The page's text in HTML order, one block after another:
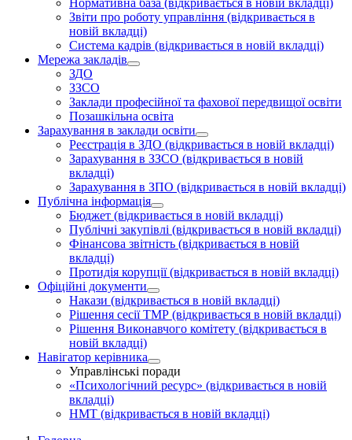
Нормативна база (відкривається в новій вкладці)
Звіти про роботу управління (відкривається в
новій вкладці)
Система кадрів (відкривається в новій вкладці)
Мережа закладів
ЗДО
ЗЗСО
Заклади професійної та фахової передвищої освіти
Позашкільна освіта
Зарахування в заклади освіти
Реєстрація в ЗДО (відкривається в новій вкладці)
Зарахування в ЗЗСО (відкривається в новій
вкладці)
Зарахування в ЗПО (відкривається в новій вкладці)
Публічна інформація
Бюджет (відкривається в новій вкладці)
Публічні закупівлі (відкривається в новій вкладці)
Фінансова звітність (відкривається в новій
вкладці)
Протидія корупції (відкривається в новій вкладці)
Офіційні документи
Накази (відкривається в новій вкладці)
Рішення сесії ТМР (відкривається в новій вкладці)
Рішення Виконавчого комітету (відкривається в
новій вкладці)
Навігатор керівника
Управлінські поради
«Психологічний ресурс» (відкривається в новій
вкладці)
НМТ (відкривається в новій вкладці)